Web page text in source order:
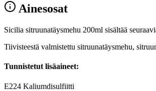
Ainesosat
Sicilia sitruunatäysmehu 200ml sisältää
Tiivisteestä valmistettu sitruunatäysmehu,
Tunnistetut lisäaineet:
E224 Kaliumdisulfiitti